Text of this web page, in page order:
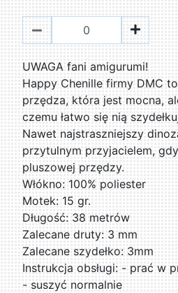
UWAGA fani amigurumi!
Happy Chenille firmy DMC
przędza, która jest mocna,
czemu łatwo się nią
Nawet najstraszniejszy
przytulnym przyjacielem,
pluszowej przędzy.
Włókno: 100% poliester
Motek: 15 gr.
Długość: 38 metrów
Zalecane druty: 3 mm
Zalecane szydełko: 3mm
Instrukcja obsługi: - prać w
- suszyć normalnie